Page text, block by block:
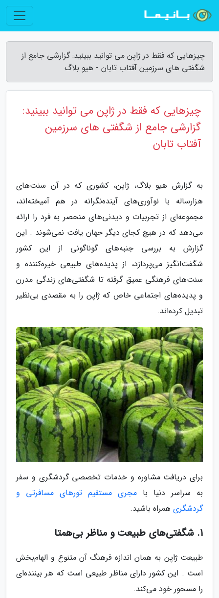
چیزهایی که فقط در ژاپن می توانید ببینید: گزارشی جامع از
شگفتی های سرزمین آفتاب تابان - هیو بلاگ
چیزهایی که فقط در ژاپن می توانید ببینید:
گزارشی جامع از شگفتی های سرزمین
آفتاب تابان
به گزارش هیو بلاگ، ژاپن، کشوری که در آن سنت‌های
هزارساله با نوآوری‌های آینده‌نگرانه در هم آمیخته‌اند،
مجموعه‌ای از تجربیات و دیدنی‌های منحصر به فرد را ارائه
می‌دهد که در هیچ کجای دیگر جهان یافت نمی‌شوند . این
گزارش به بررسی جنبه‌های گوناگونی از این کشور
شگفت‌انگیز می‌پردازد، از پدیده‌های طبیعی خیره‌کننده و
سنت‌های فرهنگی عمیق گرفته تا شگفتی‌های زندگی مدرن
و پدیده‌های اجتماعی خاص که ژاپن را به مقصدی بی‌نظیر
تبدیل کرده‌اند.
برای دریافت مشاوره و خدمات تخصصی گردشگری و سفر
به سراسر دنیا با مجری مستقیم تورهای مسافرتی و
گردشگری همراه باشید.
1. شگفتی‌های طبیعت و مناظر بی‌همتا
طبیعت ژاپن به همان اندازه فرهنگ آن متنوع و الهام‌بخش
است . این کشور دارای مناظر طبیعی است که هر بیننده‌ای
را مسحور خود می‌کند.